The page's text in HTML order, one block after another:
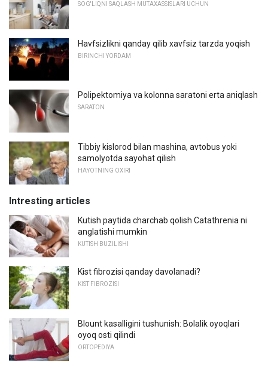
SOG'LIQNI SAQLASH MUTAXASSISLARI UCHUN
Havfsizlikni qanday qilib xavfsiz tarzda yoqish
BIRINCHI YORDAM
Polipektomiya va kolonna saratoni erta aniqlash
SARATON
Tibbiy kislorod bilan mashina, avtobus yoki
samolyotda sayohat qilish
HAYOTNING OXIRI
Intresting articles
Kutish paytida charchab qolish Catathrenia ni
anglatishi mumkin
KUTISH BUZILISHI
Kist fibrozisi qanday davolanadi?
KIST FIBROZISI
Blount kasalligini tushunish: Bolalik oyoqlari
oyoq osti qilindi
ORTOPEDIYA